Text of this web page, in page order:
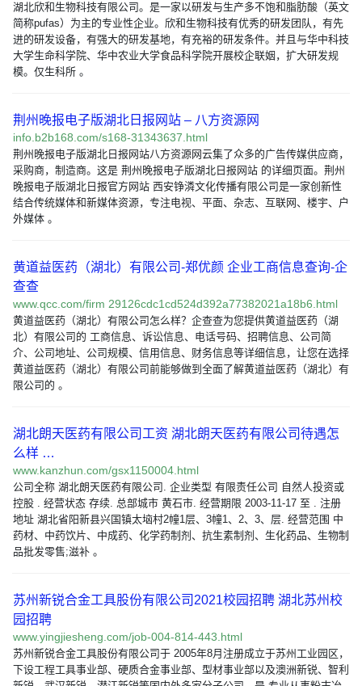
湖北欣和生物科技有限公司。是一家以研发与生产多不饱和脂肪酸（英文
简称pufas）为主的专业性企业。欣和生物科技有优秀的研发团队，有先
进的研发设备，有强大的研发基地，有充裕的研发条件。并且与华中科技
大学生命科学院、华中农业大学食品科学院开展校企联姻，扩大研发规
模。仅生科所 。
荆州晚报电子版湖北日报网站 – 八方资源网
info.b2b168.com/s168-31343637.html
荆州晚报电子版湖北日报网站八方资源网云集了众多的广告传媒供应商，
采购商，制造商。这是 荆州晚报电子版湖北日报网站 的详细页面。荆州
晚报电子版湖北日报官方网站 西安铮潾文化传播有限公司是一家创新性
结合传统媒体和新媒体资源，专注电视、平面、杂志、互联网、楼宇、户
外媒体 。
黄道益医药（湖北）有限公司-郑优颜 企业工商信息查询-企
查查
www.qcc.com/firm 29126cdc1cd524d392a77382021a18b6.html
黄道益医药（湖北）有限公司怎么样？企查查为您提供黄道益医药（湖
北）有限公司的 工商信息、诉讼信息、电话号码、招聘信息、公司简
介、公司地址、公司规模、信用信息、财务信息等详细信息，让您在选择
黄道益医药（湖北）有限公司前能够做到全面了解黄道益医药（湖北）有
限公司的 。
湖北朗天医药有限公司工资 湖北朗天医药有限公司待遇怎
么样 …
www.kanzhun.com/gsx1150004.html
公司全称 湖北朗天医药有限公司. 企业类型 有限责任公司 自然人投资或
控股 . 经营状态 存续. 总部城市 黄石市. 经营期限 2003-11-17 至 . 注册
地址 湖北省阳新县兴国镇太垴村2幢1层、3幢1、2、3、层. 经营范围 中
药材、中药饮片、中成药、化学药制剂、抗生素制剂、生化药品、生物制
品批发零售;滋补 。
苏州新锐合金工具股份有限公司2021校园招聘 湖北苏州校
园招聘
www.yingjiesheng.com/job-004-814-443.html
苏州新锐合金工具股份有限公司于 2005年8月注册成立于苏州工业园区，
下设工程工具事业部、硬质合金事业部、型材事业部以及澳洲新锐、智利